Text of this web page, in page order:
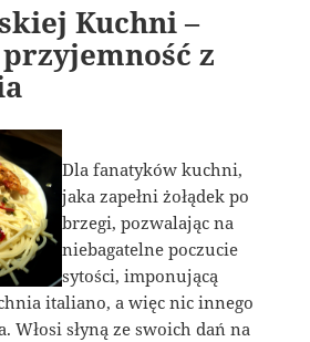
Kuchni –
z
Dla fanatyków kuchni,
jaka zapełni żołądek po
brzegi, pozwalając na
niebagatelne poczucie
sytości, imponującą
italiano, a więc nic innego
Włosi słyną ze swoich dań na